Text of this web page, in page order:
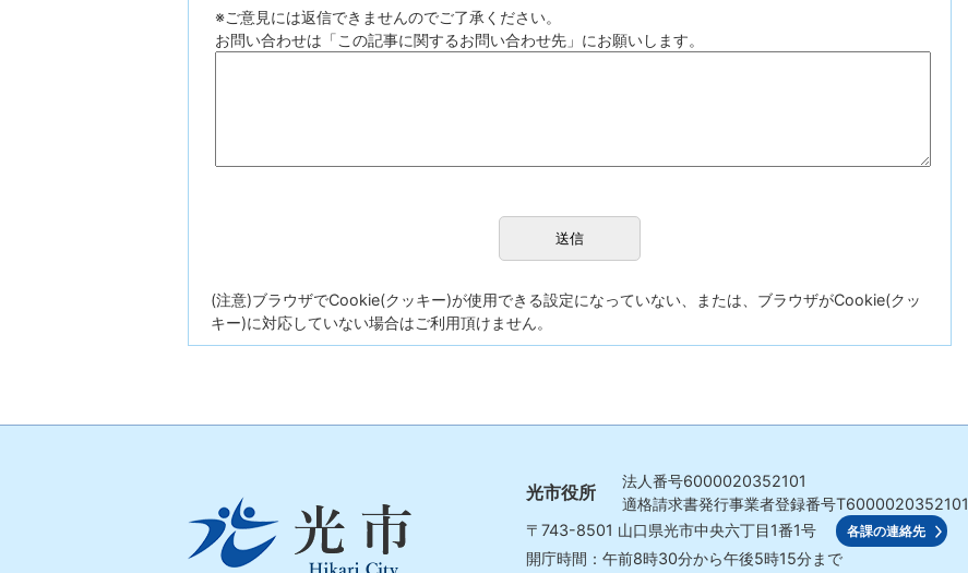
※ご意見には返信できませんのでご了承ください。
お問い合わせは「この記事に関するお問い合わせ先」にお願いします。
(注意)ブラウザでCookie(クッキー)が使用できる設定になっていない、または、ブラウザがCookie(クッ
キー)に対応していない場合はご利用頂けません。
Hikari
光市役所
法人番号6000020352101
適格請求書発行事業者登録番号T6000020352101
〒743-8501 山口県光市中央六丁目1番1号 各課の連絡先
開庁時間：午前8時30分から午後5時15分まで